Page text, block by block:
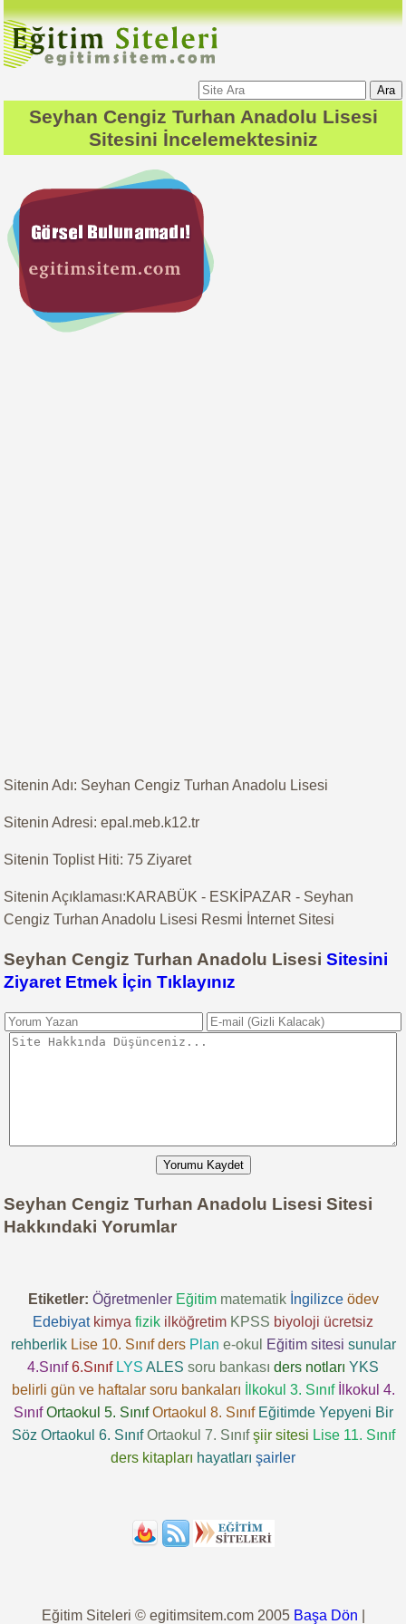
Ara
Seyhan Cengiz Turhan Anadolu Lisesi
Sitesini İncelemektesiniz
Sitenin Adı: Seyhan Cengiz Turhan Anadolu Lisesi
Sitenin Adresi: epal.meb.k12.tr
Sitenin Toplist Hiti: 75 Ziyaret
Sitenin Açıklaması:KARABÜK - ESKİPAZAR - Seyhan
Cengiz Turhan Anadolu Lisesi Resmi İnternet Sitesi
Seyhan Cengiz Turhan Anadolu LisesiSitesini
Ziyaret Etmek İçin Tıklayınız
Yorumu Kaydet
Seyhan Cengiz Turhan Anadolu Lisesi Sitesi
Hakkındaki Yorumlar
Etiketler: Öğretmenler Eğitim matematik İngilizce ödev
Edebiyat kimya fizik ilköğretim KPSS biyoloji ücretsiz
rehberlik Lise 10. Sınıf ders Plan e-okul Eğitim sitesi sunular
4.Sınıf 6.Sınıf LYS ALES soru bankası ders notları YKS
belirli gün ve haftalar soru bankaları İlkokul 3. Sınıf
İlkokul 4.
Sınıf Ortaokul 5. Sınıf Ortaokul 8. Sınıf Eğitimde Yepyeni Bir
Söz Ortaokul 6. Sınıf Ortaokul 7. Sınıf şiir sitesi Lise 11. Sınıf
ders kitapları hayatları şairler
Eğitim Siteleri © egitimsitem.com 2005 Başa Dön